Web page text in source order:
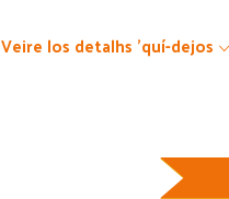
Veire los detalhs 'quí-dejos